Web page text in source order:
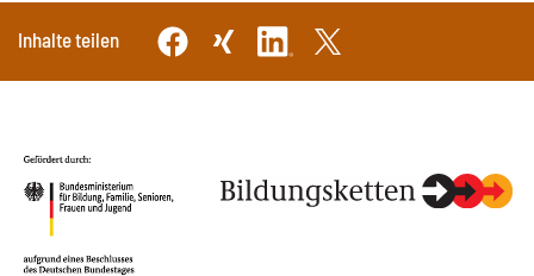
Inhalte teilen